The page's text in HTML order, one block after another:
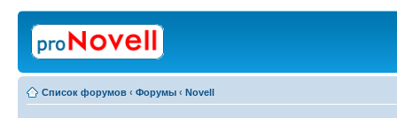
Список форумов ‹ Форумы ‹ Novell